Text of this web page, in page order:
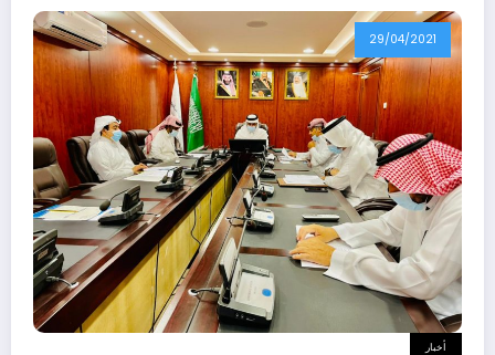
29/04/2021
أخبار